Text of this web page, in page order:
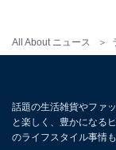
All About ニュース
話題の生活雑貨やファ
と楽しく、豊かになる
のライフスタイル事情